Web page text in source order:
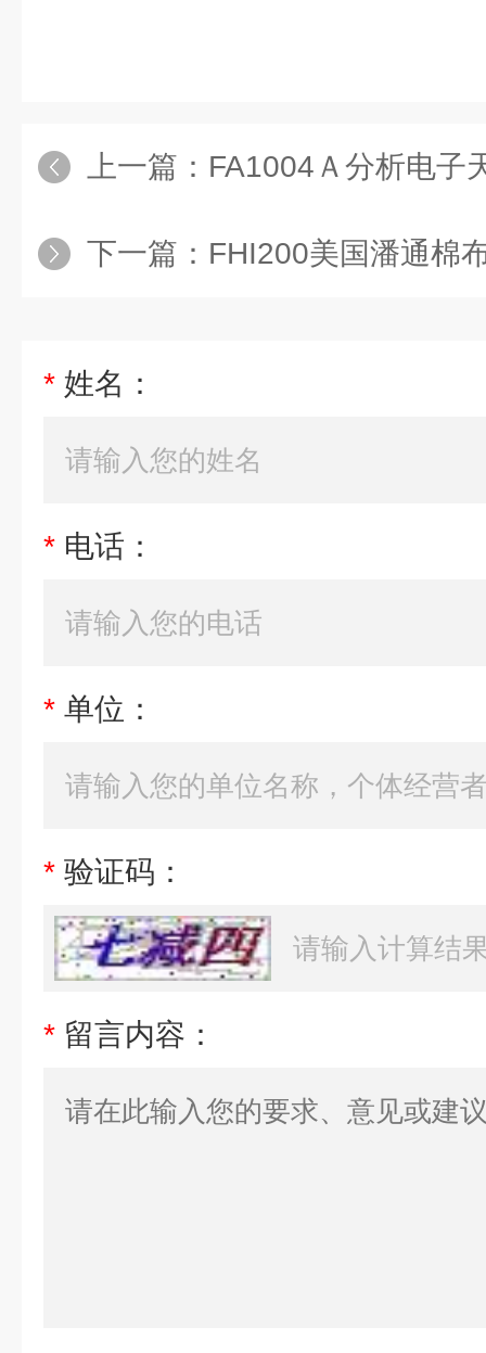
上一篇： FA1004Ａ分析电子
下一篇： FHI200美国潘通棉
* 姓名：
* 电话：
* 单位：
* 验证码：
* 留言内容：